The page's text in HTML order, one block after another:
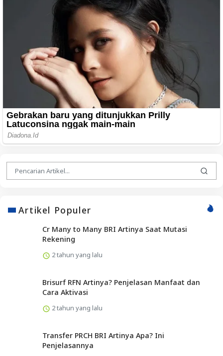
Artikel Populer
Cr Many to Many BRI Artinya Saat Mutasi
Rekening
2 tahun yang lalu
Brisurf RFN Artinya? Penjelasan Manfaat dan
Cara Aktivasi
2 tahun yang lalu
Transfer PRCH BRI Artinya Apa? Ini
Penjelasannya